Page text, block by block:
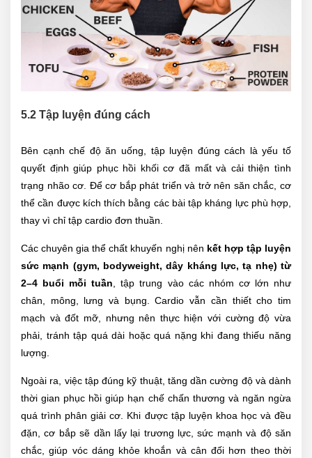
5.2 Tập luyện đúng cách
Bên cạnh chế độ ăn uống, tập luyện đúng cách là yếu tố
quyết định giúp phục hồi khối cơ đã mất và cải thiện tình
trạng nhão cơ. Để cơ bắp phát triển và trở nên săn chắc, cơ
thể cần được kích thích bằng các bài tập kháng lực phù hợp,
thay vì chỉ tập cardio đơn thuần.
Các chuyên gia thể chất khuyến nghị nên kết hợp tập luyện
sức mạnh (gym, bodyweight, dây kháng lực, tạ nhẹ) từ
2–4 buổi mỗi tuần , tập trung vào các nhóm cơ lớn như
chân, mông, lưng và bụng. Cardio vẫn cần thiết cho tim
mạch và đốt mỡ, nhưng nên thực hiện với cường độ vừa
phải, tránh tập quá dài hoặc quá nặng khi đang thiếu năng
lượng.
Ngoài ra, việc tập đúng kỹ thuật, tăng dần cường độ và dành
thời gian phục hồi giúp hạn chế chấn thương và ngăn ngừa
quá trình phân giải cơ. Khi được tập luyện khoa học và đều
đặn, cơ bắp sẽ dần lấy lại trương lực, sức mạnh và độ săn
chắc, giúp vóc dáng khỏe khoắn và cân đối hơn theo thời